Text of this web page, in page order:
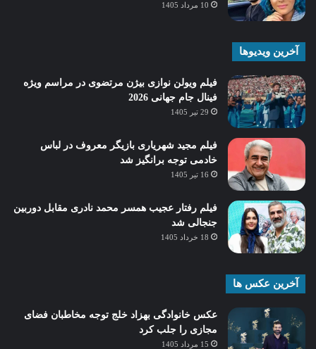
10 مرداد 1405
آخرین ویدیوها
فیلم ویولن نوازی بیژن مرتضوی در مراسم ویژه
فینال جام جهانی 2026
29 تیر 1405
فیلم مجید شهریاری بازیگر معروف در لباس
خادمی توجه برانگیز شد
16 تیر 1405
فیلم رفتار عجیب همسر محمد نادری مقابل دوربین
جنجالی شد
18 خرداد 1405
آخرین عکس ها
عکس خانوادگی بهزاد خلج توجه مخاطبان فضای
مجازی را جلب کرد
15 مرداد 1405